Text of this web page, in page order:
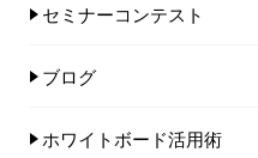
セミナーコンテスト
ブログ
ホワイトボード活用術